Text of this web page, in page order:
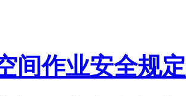
间作业安全规定